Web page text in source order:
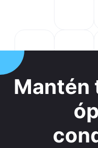
Mantén